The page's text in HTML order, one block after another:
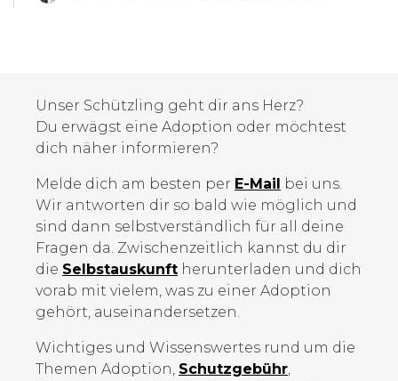
Unser Schützling geht dir ans Herz?
Du erwägst eine Adoption oder möchtest
dich näher informieren?
Melde dich am besten per E-Mail bei uns.
Wir antworten dir so bald wie möglich und
sind dann selbstverständlich für all deine
Fragen da. Zwischenzeitlich kannst du dir
die Selbstauskunft herunterladen und dich
vorab mit vielem, was zu einer Adoption
gehört, auseinandersetzen.
Wichtiges und Wissenswertes rund um die
Themen Adoption, Schutzgebühr,